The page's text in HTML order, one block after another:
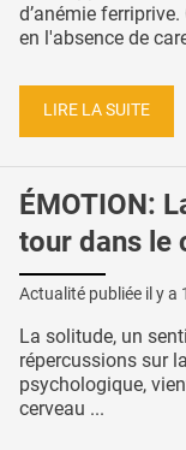
d’anémie
en l'absence de
LIRE LA SUITE
ÉMOTION:
tour dans le
Actualité publiée il y a
La solitude, un
répercussions sur
psychologique,
cerveau ...